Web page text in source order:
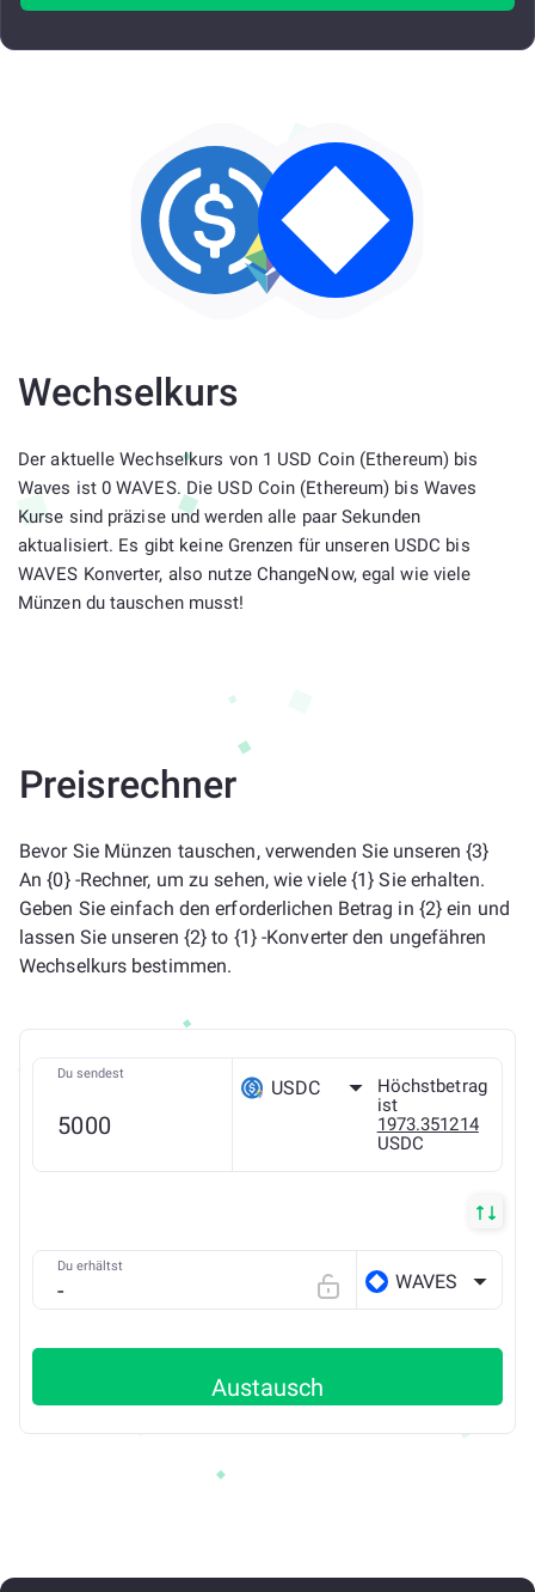
Wechselkurs
Der aktuelle Wechselkurs von 1 USD Coin (Ethereum) bis
Waves ist 0 WAVES. Die USD Coin (Ethereum) bis Waves
Kurse sind präzise und werden alle paar Sekunden
aktualisiert. Es gibt keine Grenzen für unseren USDC bis
WAVES Konverter, also nutze ChangeNow, egal wie viele
Münzen du tauschen musst!
Preisrechner
Bevor Sie Münzen tauschen, verwenden Sie unseren {3}
An {0} -Rechner, um zu sehen, wie viele {1} Sie erhalten.
Geben Sie einfach den erforderlichen Betrag in {2} ein und
lassen Sie unseren {2} to {1} -Konverter den ungefähren
Wechselkurs bestimmen.
Du sendest
USDC
Höchstbetrag
ist
1973.351214
USDC
Du erhältst
WAVES
Austausch